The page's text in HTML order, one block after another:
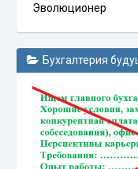
Эволюционер
Бухгалтерия